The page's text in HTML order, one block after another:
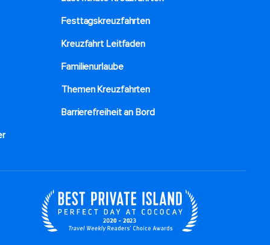
Festtagskreuzfahrten​
Kreuzfahrt Leitfaden
Familienurlaube​
Themen Kreuzfahrten
Barrierefreiheit an Bord​